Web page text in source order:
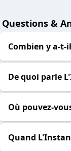
Questions &
Combien y a-t-
De quoi parle
Où pouvez-
Quand